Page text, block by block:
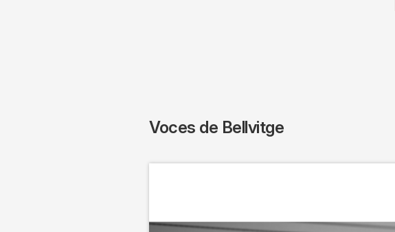
Voces de Bellvitge